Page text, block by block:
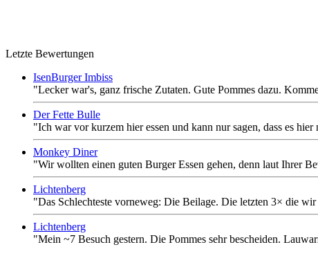
Letzte Bewertungen
IsenBurger Imbiss
"Lecker war's, ganz frische Zutaten. Gute Pommes dazu.
Der Fette Bulle
"Ich war vor kurzem hier essen und kann nur sagen, dass es
Monkey Diner
"Wir wollten einen guten Burger Essen gehen, denn laut Ihrer
Lichtenberg
"Das Schlechteste vorneweg: Die Beilage. Die letzten 3× die
Lichtenberg
"Mein ~7 Besuch gestern. Die Pommes sehr bescheiden.